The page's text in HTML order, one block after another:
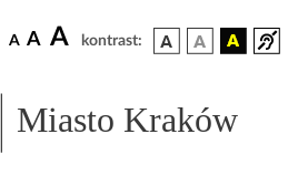
A A A kontrast:
Miasto Kraków